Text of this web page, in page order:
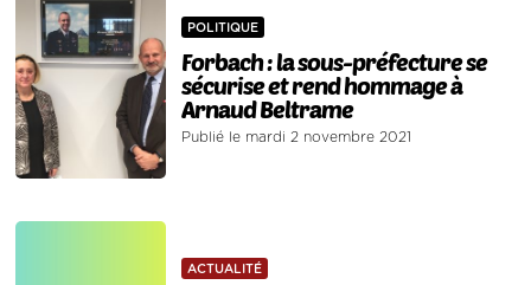
POLITIQUE
Forbach : la sous-préfecture se
sécurise et rend hommage à
Arnaud Beltrame
Publié le mardi 2 novembre 2021
ACTUALITÉ